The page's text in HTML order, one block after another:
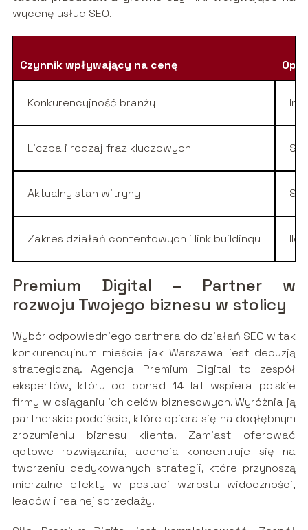
wycenę usług SEO.
Czynnik wpływający na cenę Opis
Konkurencyjność branży Im
Liczba i rodzaj fraz kluczowych
Aktualny stan witryny
Zakres działań contentowych i link buildingu
Premium Digital – Partner w
rozwoju Twojego biznesu w stolicy
Wybór odpowiedniego partnera do działań SEO w tak
konkurencyjnym mieście jak Warszawa jest decyzją
strategiczną. Agencja Premium Digital to zespół
ekspertów, który od ponad 14 lat wspiera polskie
firmy w osiąganiu ich celów biznesowych. Wyróżnia ją
partnerskie podejście, które opiera się na dogłębnym
zrozumieniu biznesu klienta. Zamiast oferować
gotowe rozwiązania, agencja koncentruje się na
tworzeniu dedykowanych strategii, które przynoszą
mierzalne efekty w postaci wzrostu widoczności,
leadów i realnej sprzedaży.